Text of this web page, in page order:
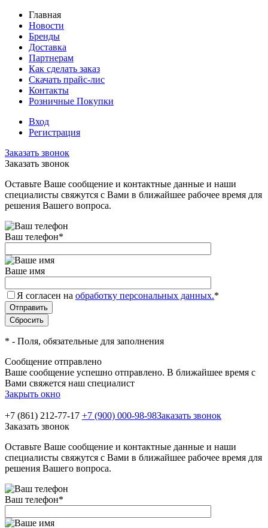
Главная
Новости
Бренды
Доставка
Партнерам
Как сделать заказ
Скачать прайс-лис
Контакты
Розничные Покупки
Вход
Регистрация
Заказать звонок
Заказать звонок
Оставьте Ваше сообщение и контактные данные и наши
специалисты свяжутся с Вами в ближайшее рабочее время для
решения Вашего вопроса.
Ваш телефон*
Ваше имя
Я согласен на обработку персональных данных.*
* - Поля, обязательные для заполнения
Сообщение отправлено
Ваше сообщение успешно отправлено. В ближайшее время с
Вами свяжется наш специалист
Закрыть окно
+7 (861) 212-77-17 +7 (900) 000-98-98Заказать звонок
Заказать звонок
Оставьте Ваше сообщение и контактные данные и наши
специалисты свяжутся с Вами в ближайшее рабочее время для
решения Вашего вопроса.
Ваш телефон*